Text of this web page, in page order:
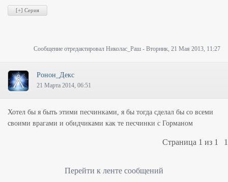
Сообщение отредактировал Hиколас_Раш - Вторник, 21 Мая 2013, 11:27
Ронон_Декс
21 Марта 2014, 06:51
Хотел бы я быть этими песчинками, я бы тогда сделал бы со всеми
своими врагами и обидчиками как те песчинки с Горманом
Страница 1 из 1 1
Перейти к ленте сообщений